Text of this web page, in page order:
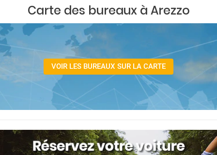
Carte des bureaux à Arezzo
VOIR LES BUREAUX SUR LA CARTE